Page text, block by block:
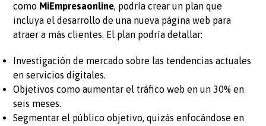
como MiEmpresaonline, podría crear un plan que
incluya el desarrollo de una nueva página web para
atraer a más clientes. El plan podría detallar:
Investigación de mercado sobre las tendencias actuales
en servicios digitales.
Objetivos como aumentar el tráfico web en un 30% en
seis meses.
Segmentar el público objetivo, quizás enfocándose en